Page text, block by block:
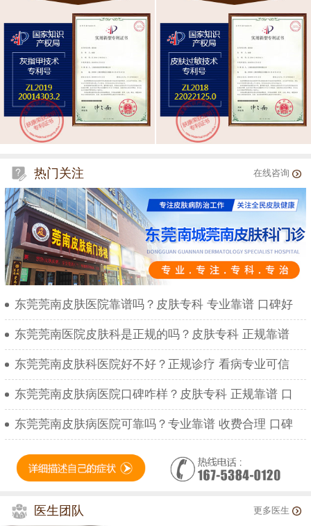
热门关注 在线咨询
东莞莞南皮肤医院靠谱吗？皮肤专科 专业靠谱 口碑好
东莞莞南医院皮肤科是正规的吗？皮肤专科 正规靠谱
东莞莞南皮肤科医院好不好？正规诊疗 看病专业可信
东莞莞南皮肤病医院口碑咋样？皮肤专科 正规靠谱 口
东莞莞南皮肤病医院可靠吗？专业靠谱 收费合理 口碑
医生团队 更多医生